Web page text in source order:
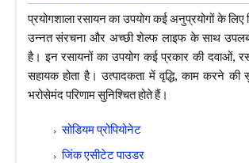
प्रयोगशाला रसायन का उपयोग कई अनुप्रयोगों के लिए
उन्नत संरचना और अच्छी शेल्फ लाइफ के साथ
है। इन रसायनों का उपयोग कई प्रकार की दवाओं,
सहायक होता है। उत्पादकता में वृद्धि, काम करने की
भरोसेमंद परिणाम सुनिश्चित होते हैं।
सोडियम प्रोपियोनेट
जिंक एसीटेट पाउडर